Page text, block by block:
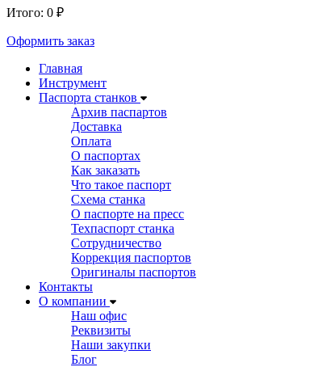
Итого: 0 ₽
Оформить заказ
Главная
Инструмент
Паспорта станков
Архив паспартов
Доставка
Оплата
О паспортах
Как заказать
Что такое паспорт
Схема станка
О паспорте на пресс
Техпаспорт станка
Сотрудничество
Коррекция паспортов
Оригиналы паспортов
Контакты
О компании
Наш офис
Реквизиты
Наши закупки
Блог